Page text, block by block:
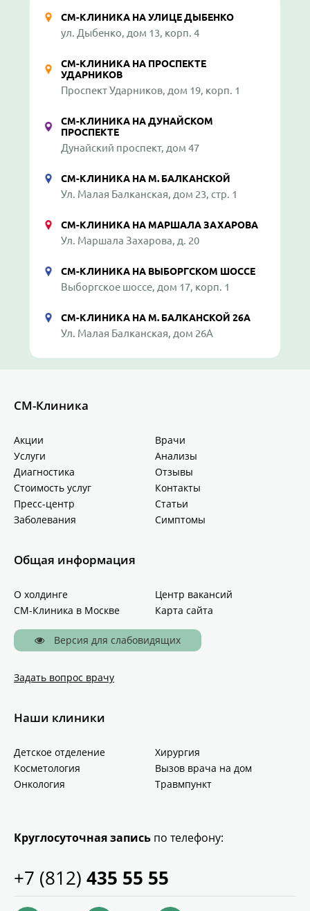
СМ-КЛИНИКА НА УЛИЦЕ ДЫБЕНКО
ул. Дыбенко, дом 13, корп. 4
СМ-КЛИНИКА НА ПРОСПЕКТЕ
УДАРНИКОВ
Проспект Ударников, дом 19, корп. 1
СМ-КЛИНИКА НА ДУНАЙСКОМ
ПРОСПЕКТЕ
Дунайский проспект, дом 47
СМ-КЛИНИКА НА М. БАЛКАНСКОЙ
Ул. Малая Балканская, дом 23, стр. 1
СМ-КЛИНИКА НА МАРШАЛА ЗАХАРОВА
Ул. Маршала Захарова, д. 20
СМ-КЛИНИКА НА ВЫБОРГСКОМ ШОССЕ
Выборгское шоссе, дом 17, корп. 1
СМ-КЛИНИКА НА М. БАЛКАНСКОЙ 26А
Ул. Малая Балканская, дом 26А
СМ-Клиника
Акции
Врачи
Услуги
Анализы
Диагностика
Отзывы
Стоимость услуг
Контакты
Пресс-центр
Статьи
Заболевания
Симптомы
Общая информация
О холдинге
Центр вакансий
СМ-Клиника в Москве
Карта сайта
Версия для слабовидящих
Задать вопрос врачу
Наши клиники
Детское отделение
Хирургия
Косметология
Вызов врача на дом
Онкология
Травмпункт
Круглосуточная запись по телефону:
+7 (812) 435 55 55